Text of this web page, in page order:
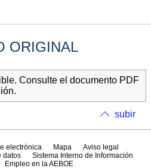
ORIGINAL
Consulte el documento PDF
subir
electrónica Mapa
Aviso legal
datos
Sistema Interno de Información
Empleo en la AEBOE